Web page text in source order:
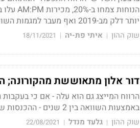
יותר דלק מב-2019 ואף מעבר למגמות השוק"
שוק ההון | איתי פת-יה |
18/11/2021
דור אלון מתאוששת מהקורונה;
הרווח המייצג גם הוא עלה - אם כי
באמצעות השוואה בין 2 שנים - ההכנסות של החברה עדיין רחוקות מרמתן טרם מגיפת הקורונה
שוק ההון | גלעד מנדל |
22/08/2021